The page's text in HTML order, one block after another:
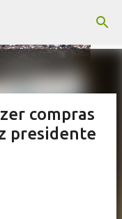
compras
presidente